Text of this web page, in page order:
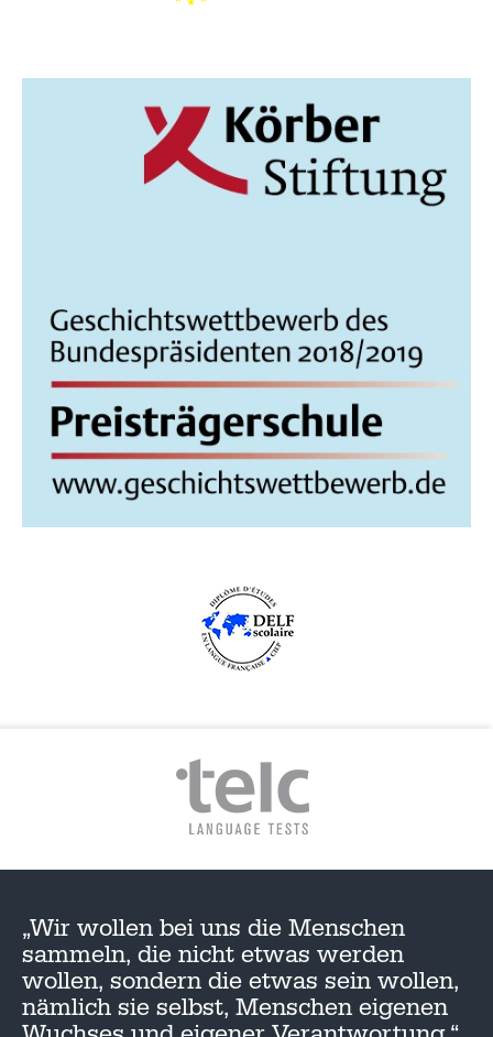
„Wir wollen bei uns die Menschen
sammeln, die nicht etwas werden
wollen, sondern die etwas sein wollen,
nämlich sie selbst, Menschen eigenen